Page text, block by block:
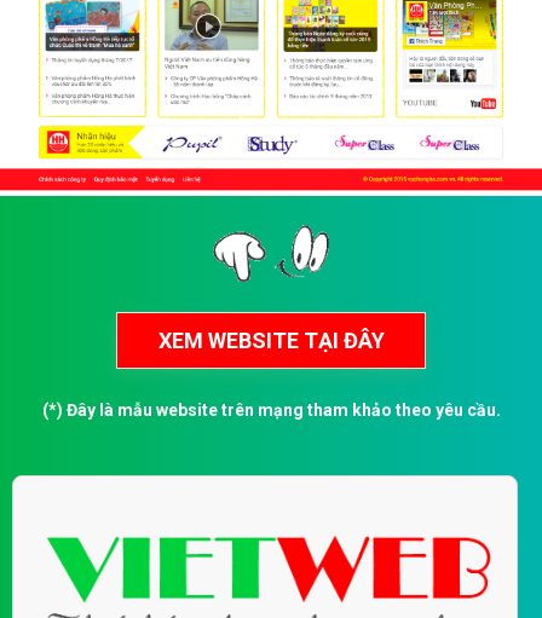
(*) Đây là mẫu website trên mạng tham khảo theo yêu cầu.